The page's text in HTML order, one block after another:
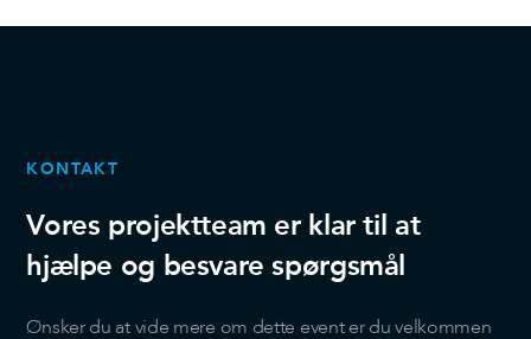
KONTAKT
Vores projektteam er klar til at
hjælpe og besvare spørgsmål
Ønsker du at vide mere om dette event er du velkommen